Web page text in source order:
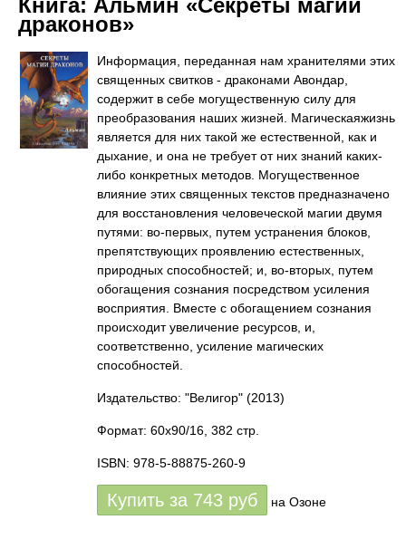
Книга: Альмин «Секреты магии
драконов»
Информация, переданная нам хранителями этих
священных свитков - драконами Авондар,
содержит в себе могущественную силу для
преобразования наших жизней. Магическаяжизнь
является для них такой же естественной, как и
дыхание, и она не требует от них знаний каких-
либо конкретных методов. Могущественное
влияние этих священных текстов предназначено
для восстановления человеческой магии двумя
путями: во-первых, путем устранения блоков,
препятствующих проявлению естественных,
природных способностей; и, во-вторых, путем
обогащения сознания посредством усиления
восприятия. Вместе с обогащением сознания
происходит увеличение ресурсов, и,
соответственно, усиление магических
способностей.
Издательство: "Велигор" (2013)
Формат: 60x90/16, 382 стр.
ISBN: 978-5-88875-260-9
Купить за 743 руб на Озоне